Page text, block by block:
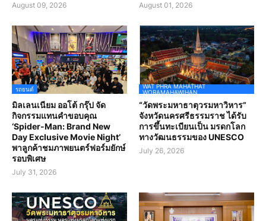
August 09, 2026 August 01, 2026
รถยนต์
มิลเลนเนียม ออโต้ กรุ๊ป จัด
กิจกรรมแทนคำขอบคุณ
‘Spider-Man: Brand New
Day Exclusive Movie Night’
พาลูกค้าชมภาพยนตร์ฟอร์มยักษ์
รอบพิเศษ
July 31, 2026
WAT PHRA MAHATHAT
WORAMAHAWIHAN
“วัดพระมหาธาตุวรมหาวิหาร”
จังหวัดนครศรีธรรมราช ได้รับ
การขึ้นทะเบียนเป็น มรดกโลก
ทางวัฒนธรรมของ UNESCO
July 26, 2026